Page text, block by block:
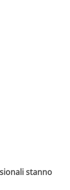
stanno